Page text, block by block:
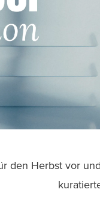
den Herbst vor